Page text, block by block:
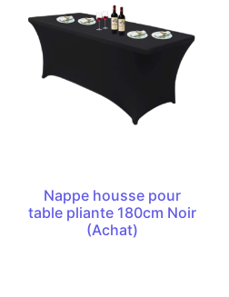
Nappe housse pour
table pliante 180cm Noir
(Achat)